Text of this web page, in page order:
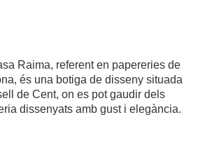
Raima, referent en papereries de
és una botiga de disseny situada
de Cent, on es pot gaudir dels
dissenyats amb gust i elegància.